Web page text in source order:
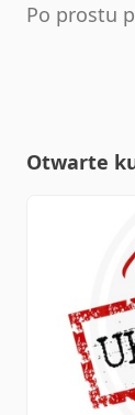
Po prostu
Otwarte